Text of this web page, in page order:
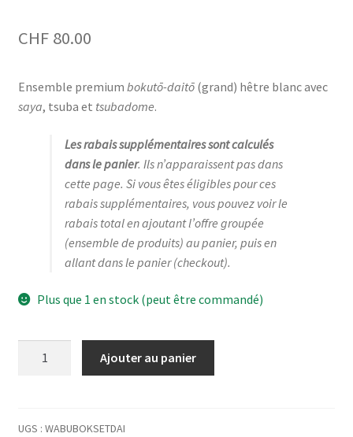
CHF80.00
Ensemble premium bokutō-daitō(grand) hêtre blanc avec
saya, tsuba et tsubadome.
Les rabais supplémentaires sont calculés
dans le panier. Ils n’apparaissent pas dans
cette page. Si vous êtes éligibles pour ces
rabais supplémentaires, vous pouvez voir le
rabais total en ajoutant l’offre groupée
(ensemble de produits) au panier, puis en
allant dans le panier (checkout).
Plus que 1 en stock (peut être commandé)
(grand)
Ajouter au panier
UGS : WABUBOKSETDAI